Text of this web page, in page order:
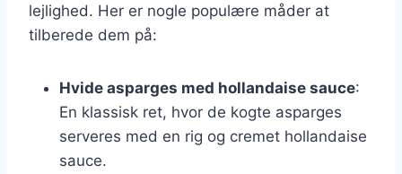
lejlighed. Her er nogle populære måder at
tilberede dem på:
Hvide asparges med hollandaise sauce:
En klassisk ret, hvor de kogte asparges
serveres med en rig og cremet hollandaise
sauce.